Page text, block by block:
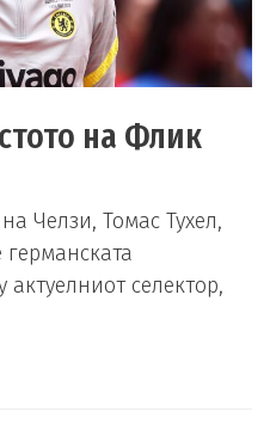
на Флик
Челзи, Томас Тухел,
актуелниот селектор,